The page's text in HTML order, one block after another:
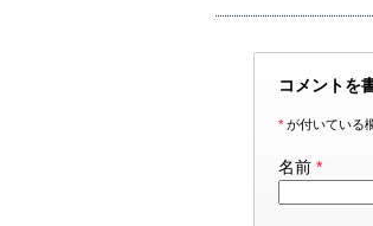
コメントを
*が付いている
名前 *